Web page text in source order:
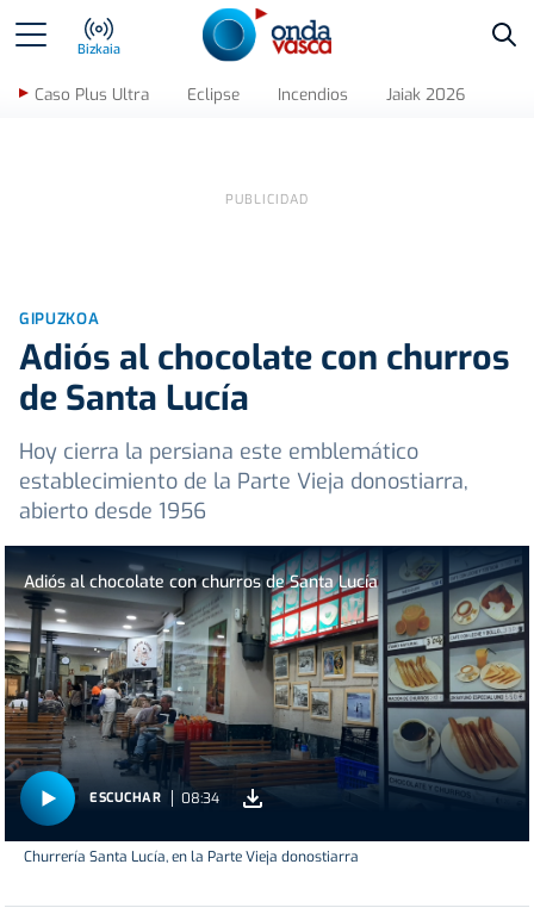
Bizkaia
Caso Plus Ultra Eclipse Incendios Jaiak 2026
GIPUZKOA
Adiós al chocolate con churros
de Santa Lucía
Hoy cierra la persiana este emblemático
establecimiento de la Parte Vieja donostiarra,
abierto desde 1956
Adiós al chocolate con churros de Santa Lucía
ESCUCHAR 08:34
Churrería Santa Lucía, en la Parte Vieja donostiarra